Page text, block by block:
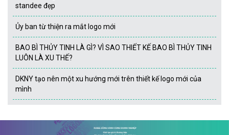
standee đẹp
Ủy ban từ thiện ra mắt logo mới
BAO BÌ THỦY TINH LÀ GÌ? VÌ SAO THIẾT KẾ BAO BÌ THỦY TINH
LUÔN LÀ XU THẾ?
DKNY tạo nên một xu hướng mới trên thiết kế logo mới của
mình